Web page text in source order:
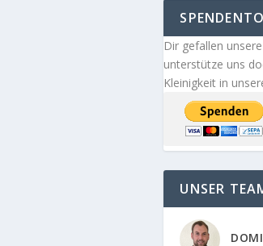
Dir gefallen
unterstütze uns
Kleinigkeit in
UNSER